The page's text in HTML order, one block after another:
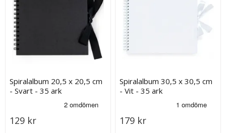
Spiralalbum 20,5 x 20,5 cm
- Svart - 35 ark
129 kr
Spiralalbum 30,5 x 30,5 cm
- Vit - 35 ark
179 kr